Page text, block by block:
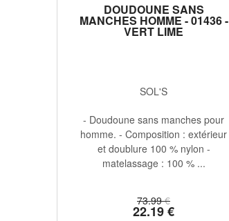
DOUDOUNE SANS
MANCHES HOMME - 01436 -
VERT LIME
SOL'S
73.99 €
22.19€
- Doudoune sans manches pour
homme. - Composition : extérieur
et doublure 100 % nylon -
matelassage : 100 % ...